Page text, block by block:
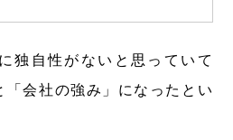
独自性がないと思っていて
「会社の強み」になったとい